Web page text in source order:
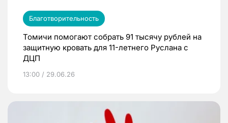
Благотворительность
Томичи помогают собрать 91 тысячу рублей на
защитную кровать для 11-летнего Руслана с
ДЦП
13:00 / 29.06.26